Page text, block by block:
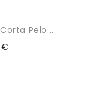
Pelo...
€